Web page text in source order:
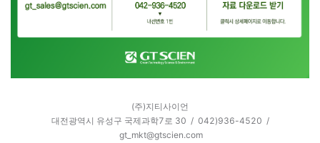
(주)지티사이언
대전광역시 유성구 국제과학7로 30 / 042)936-4520 /
gt_mkt@gtscien.com